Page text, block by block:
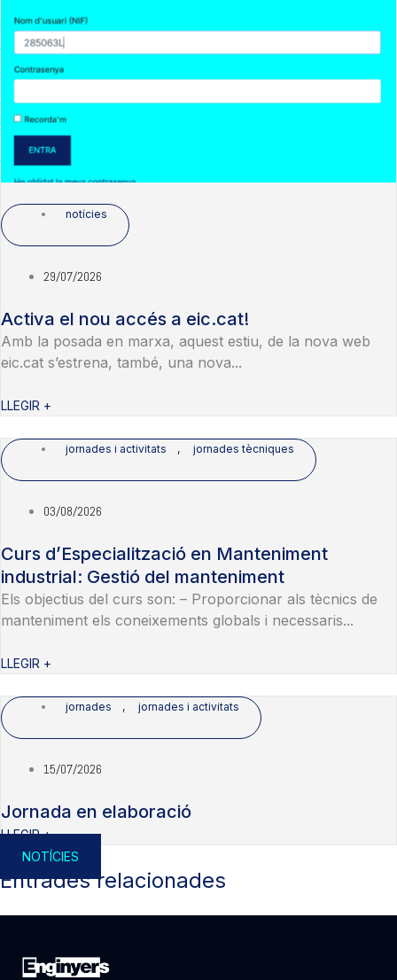
notícies
29/07/2026
Activa el nou accés a eic.cat!
Amb la posada en marxa, aquest estiu, de la nova web
eic.cat s’estrena, també, una nova...
LLEGIR +
jornades i activitats , jornades tècniques
03/08/2026
Curs d’Especialització en Manteniment
industrial: Gestió del manteniment
Els objectius del curs son: – Proporcionar als tècnics de
manteniment els coneixements globals i necessaris...
LLEGIR +
jornades , jornades i activitats
15/07/2026
Jornada en elaboració
LLEGIR +
NOTÍCIES
Entrades relacionades